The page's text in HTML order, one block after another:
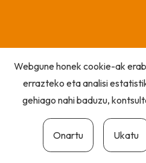
Webgune honek cookie-ak
errazteko eta analisi
gehiago nahi baduzu,
Onartu Ukatu